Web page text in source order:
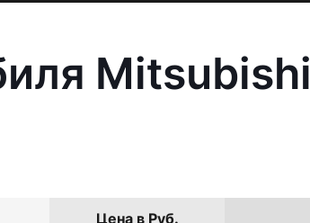
Mitsubishi
Цена в Руб.